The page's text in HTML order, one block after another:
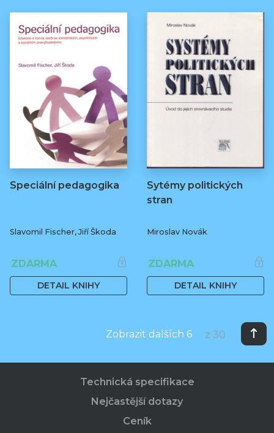
Speciální pedagogika
Slavomil Fischer, Jiří Škoda
ZDARMA
DETAIL KNIHY
Sytémy politických
stran
Miroslav Novák
ZDARMA
DETAIL KNIHY
Zobrazit dalších 6 z 30
Technická specifikace
Nejčastější dotazy
Ceník